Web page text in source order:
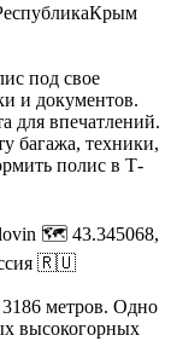
под свое
и документов.
для впечатлений.
багажа, техники,
полис в Т-
🗺️ 43.345068,
🇷🇺
метров. Одно
высокогорных